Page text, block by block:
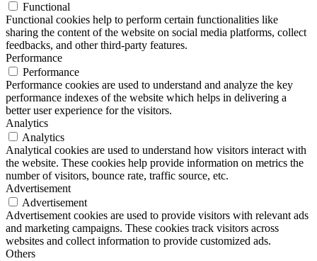
Functional
Functional cookies help to perform certain functionalities like
sharing the content of the website on social media platforms, collect
feedbacks, and other third-party features.
Performance
Performance
Performance cookies are used to understand and analyze the key
performance indexes of the website which helps in delivering a
better user experience for the visitors.
Analytics
Analytics
Analytical cookies are used to understand how visitors interact with
the website. These cookies help provide information on metrics the
number of visitors, bounce rate, traffic source, etc.
Advertisement
Advertisement
Advertisement cookies are used to provide visitors with relevant ads
and marketing campaigns. These cookies track visitors across
websites and collect information to provide customized ads.
Others